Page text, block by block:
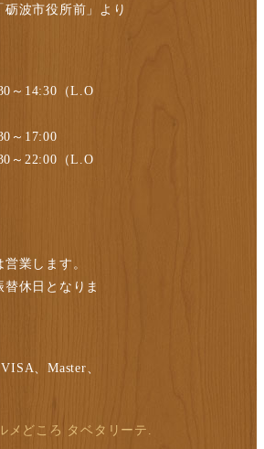
波市役所前」より
14:30（L.O
17:00
～22:00（L.O
営業します。
休日となりま
、Master、
メどころ タベタリーテ.